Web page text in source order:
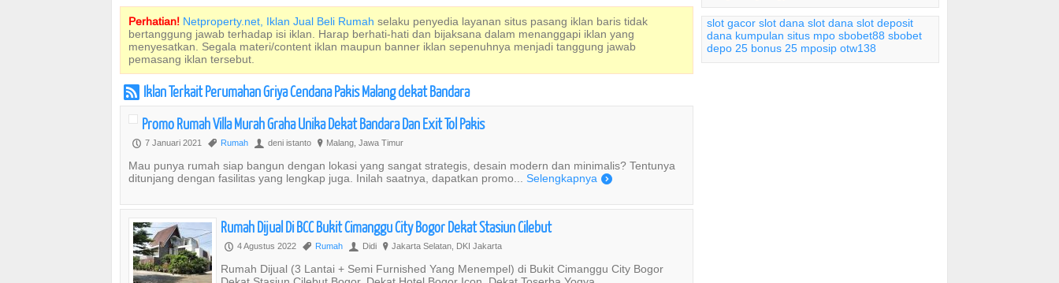
Perhatian! Netproperty.net, Iklan Jual Beli Rumah selaku penyedia layanan situs pasang iklan baris tidak
bertanggung jawab terhadap isi iklan. Harap berhati-hati dan bijaksana dalam menanggapi iklan yang
menyesatkan. Segala materi/content iklan maupun banner iklan sepenuhnya menjadi tanggung jawab
pemasang iklan tersebut.
r Iklan Terkait Perumahan Griya Cendana Pakis Malang dekat Bandara
Promo Rumah Villa Murah Graha Unika Dekat Bandara Dan Exit Tol Pakis
P 7 Januari 2021 , Rumah U deni istanto ? Malang, Jawa Timur
Mau punya rumah siap bangun dengan lokasi yang sangat strategis, desain modern dan minimalis? Tentunya
ditunjang dengan fasilitas yang lengkap juga. Inilah saatnya, dapatkan promo... Selengkapnya )
Rumah Dijual Di BCC Bukit Cimanggu City Bogor Dekat Stasiun Cilebut
P 4 Agustus 2022 , Rumah U Didi ? Jakarta Selatan, DKI Jakarta
Rumah Dijual (3 Lantai + Semi Furnished Yang Menempel) di Bukit Cimanggu City Bogor
slot gacor slot dana slot dana slot deposit
dana kumpulan situs mpo sbobet88 sbobet
depo 25 bonus 25 mposip otw138